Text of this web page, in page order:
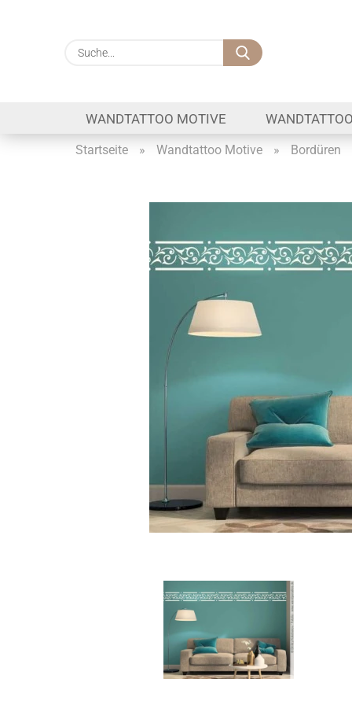
Suche...
WANDTATTOO MOTIVE
Startseite » Wandtattoo Motive » Bordüren